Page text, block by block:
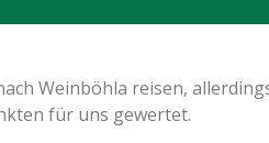
Weinböhla reisen,
für uns gewertet.